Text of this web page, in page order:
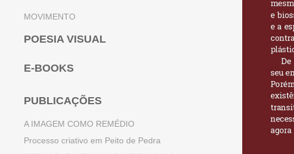
MOVIMENTO
POESIA VISUAL
E-BOOKS
PUBLICAÇÕES
A IMAGEM COMO REMÉDIO
Processo criativo em Peito de Pedra